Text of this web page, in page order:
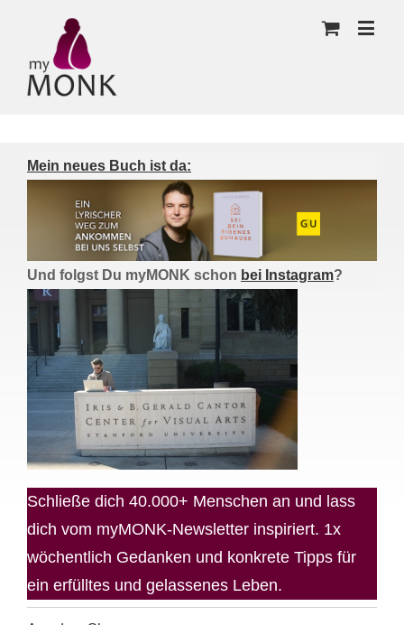
Mein neues Buch ist da:
Und folgst Du myMONK schon bei Instagram?
Schließe dich 40.000+ Menschen an und lass
dich vom myMONK-Newsletter inspiriert. 1x
wöchentlich Gedanken und konkrete Tipps für
ein erfülltes und gelassenes Leben.